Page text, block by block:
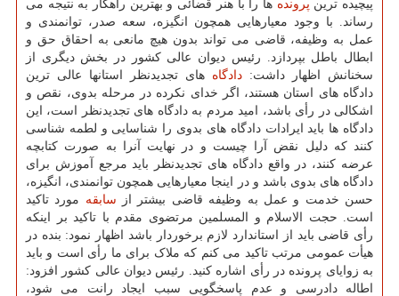
پیچیده ترین پرونده ها را با هنر قضائی و بهترین راهکار به نتیجه می
رساند. با وجود معیارهایی همچون انگیزه، سعه صدر، توانمندی و
عمل به وظیفه، قاضی می تواند بدون هیچ مانعی به احقاق حق و
ابطال باطل بپردازد. رئیس دیوان عالی کشور در بخش دیگری از
سخنانش اظهار داشت: دادگاه های تجدیدنظر استانها عالی ترین
دادگاه های استان هستند، اگر خدای نکرده در مرحله بدوی، نقص و
اشکالی در رأی باشد، امید مردم به دادگاه های تجدیدنظر است، این
دادگاه ها باید ایرادات دادگاه های بدوی را شناسایی و لطمه شناسی
کنند که دلیل نقض آرا چیست و در نهایت آنرا به صورت کتابچه
عرضه کنند، در واقع دادگاه های تجدیدنظر باید مرجع آموزش برای
دادگاه های بدوی باشد و در اینجا معیارهایی همچون توانمندی، انگیزه،
حسن خدمت و عمل به وظیفه قاضی بیشتر از سابقه مورد تاکید
است. حجت الاسلام و المسلمین مرتضوی مقدم با تاکید بر اینکه
رأی قاضی باید از استاندارد لازم برخوردار باشد اظهار نمود: بنده در
هیأت عمومی مرتب تاکید می کنم که ملاک برای ما رأی است و باید
به زوایای پرونده در رأی اشاره کنید. رئیس دیوان عالی کشور افزود:
اطاله دادرسی و عدم پاسخگویی سبب ایجاد رانت می شود،